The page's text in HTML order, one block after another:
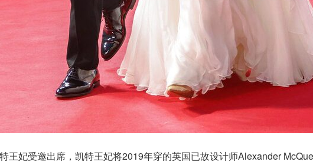
王妃受邀出席，凯特王妃将2019年穿的英国已故设计师Alexander